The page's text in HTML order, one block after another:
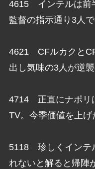
4615 インテルは前
監督の指示通り3人で
4621 CFルカクと
出し気味の3人が逆襲
4714 正直にナポリ
TV。今季価値を上げ
5118 珍しくインテ
れないと解ると帰陣